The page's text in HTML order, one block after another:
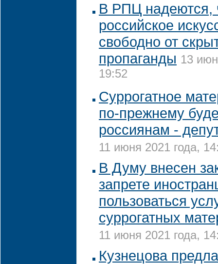
В РПЦ надеются,
российское
свободно от
пропаганды 13
19:52
Суррогатное
по-прежнему
россиянам -
11 июня 2021 года,
В Думу внесен
запрете
пользоваться
суррогатных
11 июня 2021 года,
Кузнецова